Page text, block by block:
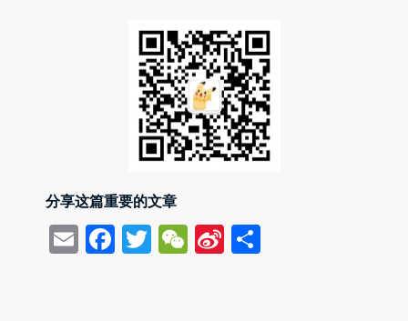
分享这篇重要的文章
EmailFacebook
Twitter
WeChat
Sina